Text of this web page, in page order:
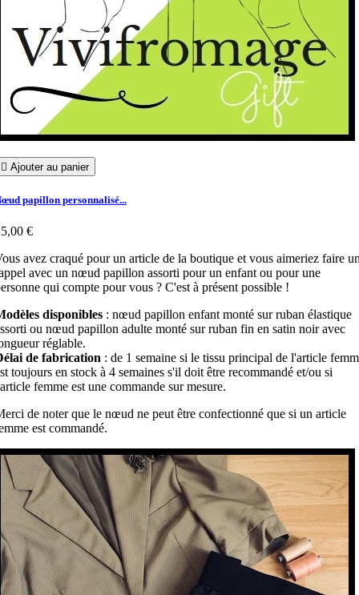
 Ajouter au panier
papillon personnalisé...
€
avez craqué pour un article de la boutique et vous aimeriez faire
avec un nœud papillon assorti pour un enfant ou pour une
qui compte pour vous ? C'est à présent possible !
disponibles : nœud papillon enfant monté sur ruban élastique
ou nœud papillon adulte monté sur ruban fin en satin noir avec
réglable.
de fabrication : de 1 semaine si le tissu principal de l'article
toujours en stock à 4 semaines s'il doit être recommandé et/ou si
femme est une commande sur mesure.
de noter que le nœud ne peut être confectionné que si un article
est commandé.